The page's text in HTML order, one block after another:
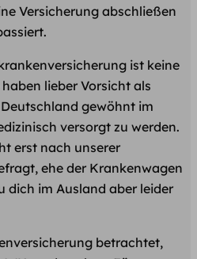
Versicherung abschließen
ist keine
lieber Vorsicht als
gewöhnt im
versorgt zu werden.
erst nach unserer
ehe der Krankenwagen
dich im Ausland aber leider
betrachtet,